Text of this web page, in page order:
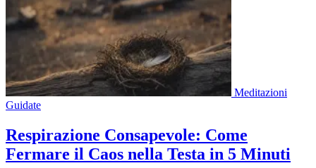
Meditazioni
Guidate
Respirazione Consapevole: Come
Fermare il Caos nella Testa in 5 Minuti